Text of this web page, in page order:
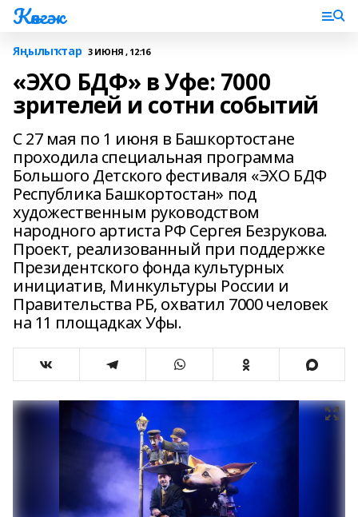
Көнгәк
Яңылыҡтар 3 ИЮНЯ , 12:16
«ЭХО БДФ» в Уфе: 7000
зрителей и сотни событий
С 27 мая по 1 июня в Башкортостане
проходила специальная программа
Большого Детского фестиваля «ЭХО БДФ
Республика Башкортостан» под
художественным руководством
народного артиста РФ Сергея Безрукова.
Проект, реализованный при поддержке
Президентского фонда культурных
инициатив, Минкультуры России и
Правительства РБ, охватил 7000 человек
на 11 площадках Уфы.